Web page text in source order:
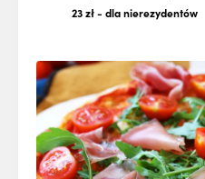
23 zł- dla nierezydentów